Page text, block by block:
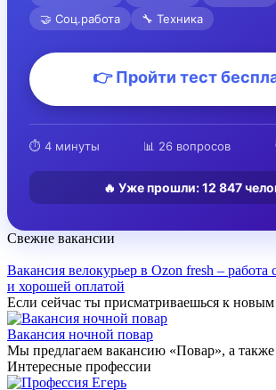
🤝 Соц.работа
🔧 Техника
👉 Пройти тест
⏱️ 4 минуты 📊 26 вопросов
🔥 Уже прошли:12 847
Свежие вакансии
Вакансия велокурьер в Ozon fresh –
и хорошей оплатой
Если сейчас ты присматриваешься к
Вакансия ночной повар
Мы предлагаем вакансию «Повар», а также
Интересные профессии